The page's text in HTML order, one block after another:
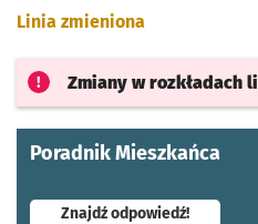
Linia zmieniona
Zmiany w rozkładach
Poradnik Mieszkańca
Znajdź odpowiedź!- otworzy